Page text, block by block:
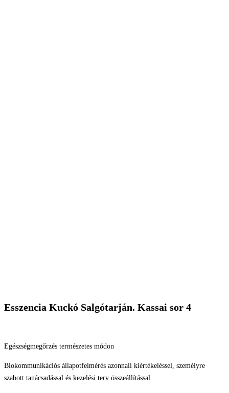
Esszencia Kuckó Salgótarján. Kassai sor 4
Egészségmegőrzés természetes módon
Biokommunikációs állapotfelmérés azonnali kiértékeléssel, személyre
szabott tanácsadással és kezelési terv összeállítással